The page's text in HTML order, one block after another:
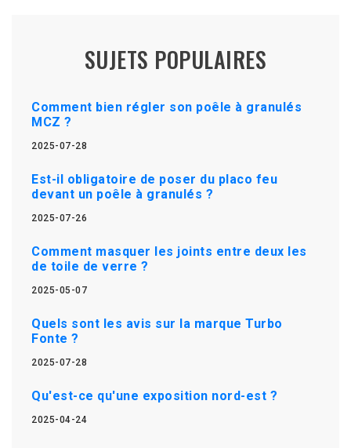
SUJETS POPULAIRES
Comment bien régler son poêle à granulés
MCZ ?
2025-07-28
Est-il obligatoire de poser du placo feu
devant un poêle à granulés ?
2025-07-26
Comment masquer les joints entre deux les
de toile de verre ?
2025-05-07
Quels sont les avis sur la marque Turbo
Fonte ?
2025-07-28
Qu'est-ce qu'une exposition nord-est ?
2025-04-24